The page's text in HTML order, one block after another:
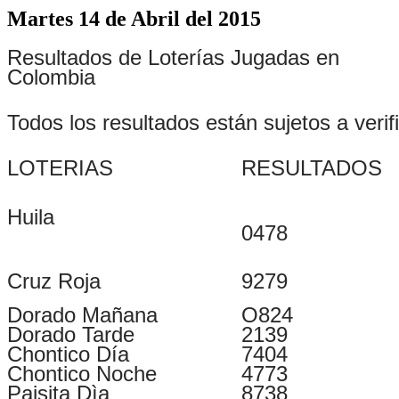
Martes 14 de Abril del 2015
Resultados de Loterías Jugadas en
Colombia
Todos los resultados están sujetos a
LOTERIAS
RESULTADOS
Huila
0478
Cruz Roja
9279
Dorado Mañana
O824
Dorado Tarde
2139
Chontico Día
7404
Chontico Noche
4773
Paisita Dìa
8738